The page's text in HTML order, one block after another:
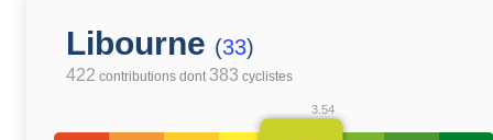
Libourne (33)
422 contributions dont 383 cyclistes
3.54